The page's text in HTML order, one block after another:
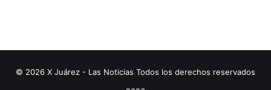
© 2026 X Juárez - Las Noticias Todos los derechos reservados